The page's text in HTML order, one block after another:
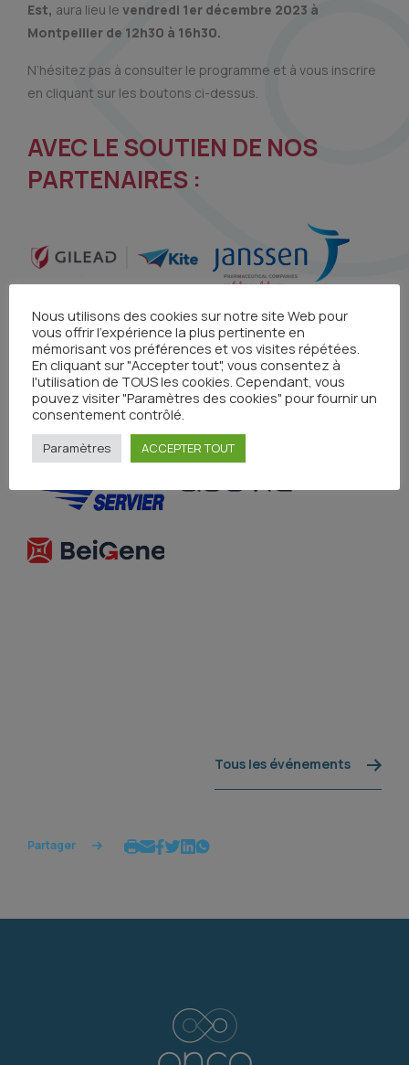
Est, aura lieu le vendredi 1er décembre 2023 à
Montpellier de 12h30 à 16h30.
N’hésitez pas à consulter le programme et à vous inscrire
en cliquant sur les boutons ci-dessus.
AVEC LE SOUTIEN DE NOS
PARTENAIRES :
Tous les événements
Partager
Nous utilisons des cookies sur notre site Web pour
vous offrir l'expérience la plus pertinente en
mémorisant vos préférences et vos visites répétées.
En cliquant sur "Accepter tout", vous consentez à
l'utilisation de TOUS les cookies. Cependant, vous
pouvez visiter "Paramètres des cookies" pour fournir un
consentement contrôlé.
Paramètres ACCEPTER TOUT